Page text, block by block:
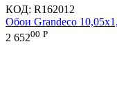
КОД: R162012
Обои Grandeco
2 65200 Р